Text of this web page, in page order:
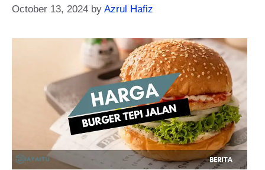
October 13, 2024 by Azrul Hafiz